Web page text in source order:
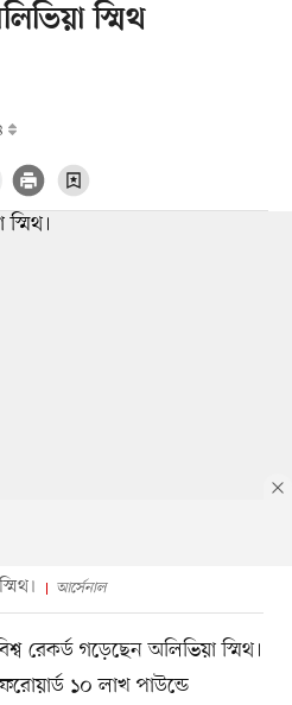
স্মিথ
আর্সেনাল
রেকর্ড গড়েছেন অলিভিয়া স্মিথ।
১০ লাখ পাউন্ডে